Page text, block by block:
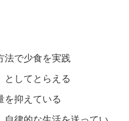
法で少食を実践
としてとらえる
を抑えている